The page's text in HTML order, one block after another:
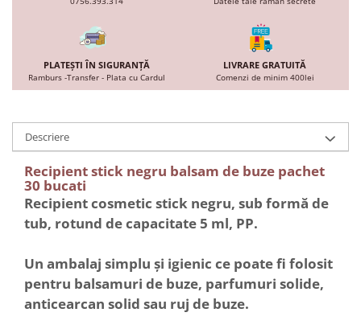
PLATEȘTI ÎN SIGURANȚĂ
Ramburs -Transfer - Plata cu Cardul
LIVRARE GRATUITĂ
Comenzi de minim 400lei
Descriere
Recipient stick negru balsam de buze pachet
30 bucati
Recipient cosmetic stick negru, sub formă de
tub, rotund de capacitate 5 ml, PP.
Un ambalaj simplu și igienic ce poate fi folosit
pentru balsamuri de buze, parfumuri solide,
anticearcan solid sau ruj de buze.